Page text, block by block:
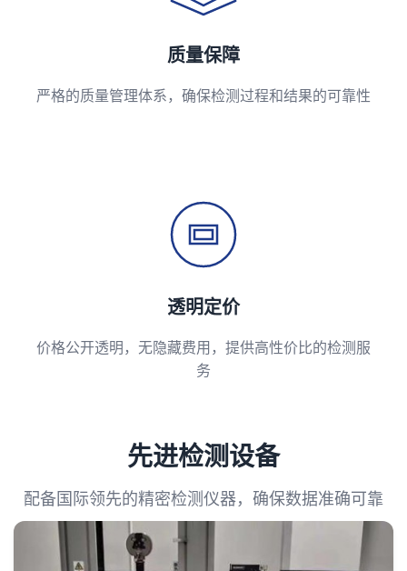
质量保障
严格的质量管理体系，确保检测过程和结果的可靠性
透明定价
价格公开透明，无隐藏费用，提供高性价比的检测服
务
先进检测设备
配备国际领先的精密检测仪器，确保数据准确可靠